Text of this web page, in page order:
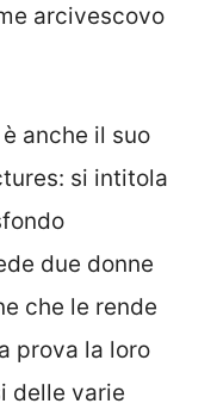
arcivescovo
anche il suo
si intitola
due donne
che le rende
prova la loro
delle varie